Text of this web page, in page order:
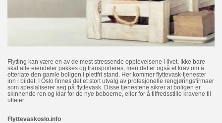
Flytting kan være en av de mest stressende opplevelsene i livet. Ikke bare
skal alle eiendeler pakkes og transporteres, men det er også et krav om å
etterlate den gamle boligen i plettfri stand. Her kommer flyttevask-tjenester
inn i bildet. I Oslo finnes det et stort utvalg av profesjonelle rengjøringsfirmaer
som spesialiserer seg på flyttevask. Disse tjenestene sikrer at boligen er
skinnende ren og klar for de nye beboerne, eller for å tilfredsstille kravene til
utleier.
Flyttevaskoslo.info